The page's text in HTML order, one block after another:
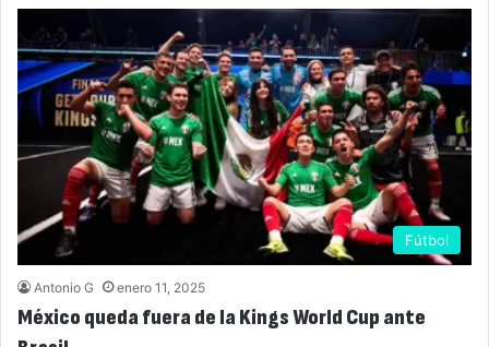
Fútbol
Antonio G enero 11, 2025
México queda fuera de la Kings World Cup ante